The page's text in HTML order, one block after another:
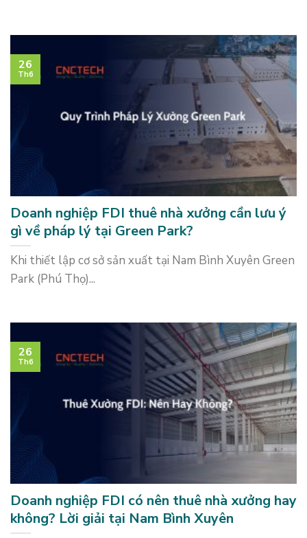
Doanh nghiệp FDI thuê nhà xưởng cần lưu ý
gì về pháp lý tại Green Park?
Khi thiết lập cơ sở sản xuất tại Nam Bình Xuyên Green
Park (Phú Thọ)...
26
Th6
Doanh nghiệp FDI có nên thuê nhà xưởng hay
không? Lời giải tại Nam Bình Xuyên
26
Th6